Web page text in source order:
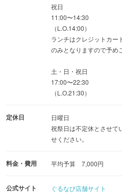
祝日
11:00〜14:30
（L.O.14:00）
ランチはクレジットカー
のみとなりますので予め
土・日・祝日
17:00〜22:30
（L.O.21:30）
定休日
日曜日
祝祭日は不定休とさせて
せください。
料金・費用 平均予算 7,000円
公式サイト ぐるなび店舗サイト